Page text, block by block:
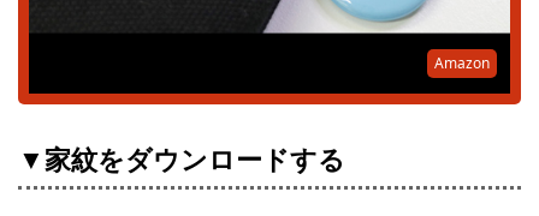
Amazon
▼家紋をダウンロードする